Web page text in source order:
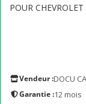
POUR
Vendeur :DOCU
Garantie :12 mois